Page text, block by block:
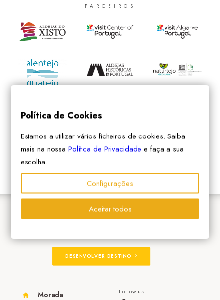
PARCEIROS
DESENVOLVER DESTINO
Morada Follow us:
Política de Cookies
Estamos a utilizar vários ficheiros de cookies. Saiba
mais na nossaPolítica de Privacidade e faça a sua
escolha.
Configurações
Aceitar todos